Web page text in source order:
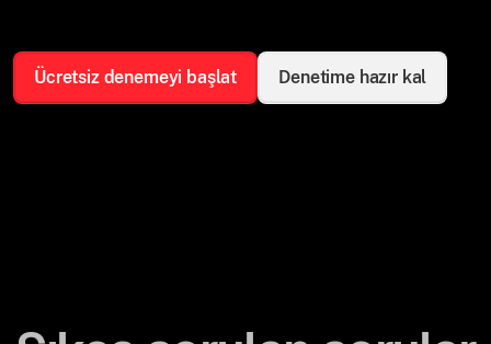
Ücretsiz denemeyi başlat Denetime hazır kal